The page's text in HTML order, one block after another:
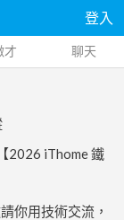
登入
才 聊天
2026 iThome 鐵
你用技術交流，